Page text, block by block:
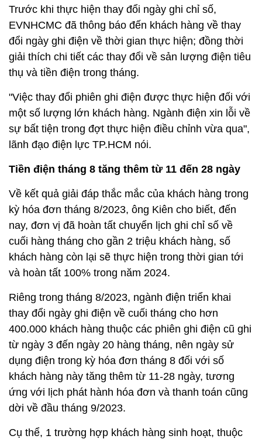
Trước khi thực hiện thay đổi ngày ghi chỉ số,
EVNHCMC đã thông báo đến khách hàng về thay
đổi ngày ghi điện về thời gian thực hiện; đồng thời
giải thích chi tiết các thay đổi về sản lượng điện tiêu
thụ và tiền điện trong tháng.
"Việc thay đổi phiên ghi điện được thực hiện đối với
một số lượng lớn khách hàng. Ngành điện xin lỗi về
sự bất tiện trong đợt thực hiện điều chỉnh vừa qua",
lãnh đạo điện lực TP.HCM nói.
Tiền điện tháng 8 tăng thêm từ 11 đến 28 ngày
Về kết quả giải đáp thắc mắc của khách hàng trong
kỳ hóa đơn tháng 8/2023, ông Kiên cho biết, đến
nay, đơn vị đã hoàn tất chuyển lịch ghi chỉ số về
cuối hàng tháng cho gần 2 triệu khách hàng, số
khách hàng còn lại sẽ thực hiện trong thời gian tới
và hoàn tất 100% trong năm 2024.
Riêng trong tháng 8/2023, ngành điện triển khai
thay đổi ngày ghi điện về cuối tháng cho hơn
400.000 khách hàng thuộc các phiên ghi điện cũ ghi
từ ngày 3 đến ngày 20 hàng tháng, nên ngày sử
dụng điện trong kỳ hóa đơn tháng 8 đối với số
khách hàng này tăng thêm từ 11-28 ngày, tương
ứng với lịch phát hành hóa đơn và thanh toán cũng
dời về đầu tháng 9/2023.
Cụ thể, 1 trường hợp khách hàng sinh hoạt, thuộc